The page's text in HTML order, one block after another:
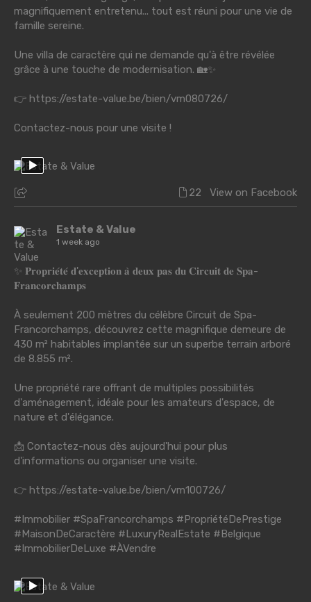
magnifiquement entretenu... tout est réuni pour une vie de
famille sereine.
Une villa de caractère qui ne demande qu'à être révélée
grâce à une touche de modernisation. 🏡✨
👉 https://estate-value.be/bien/vm080726/
Contactez-nous pour une visite !
22 View on Facebook
Estate & Value
1 week ago
✨ 𝐏𝐫𝐨𝐩𝐫𝐢𝐞́𝐭𝐞́ 𝐝'𝐞𝐱𝐜𝐞𝐩𝐭𝐢𝐨𝐧 𝐚̀ 𝐝𝐞𝐮𝐱 𝐩𝐚𝐬 𝐝𝐮 𝐂𝐢𝐫𝐜𝐮𝐢𝐭 𝐝𝐞 𝐒𝐩𝐚-
𝐅𝐫𝐚𝐧𝐜𝐨𝐫𝐜𝐡𝐚𝐦𝐩𝐬
À seulement 200 mètres du célèbre Circuit de Spa-
Francorchamps, découvrez cette magnifique demeure de
430 m² habitables implantée sur un superbe terrain arboré
de 8.855 m².
Une propriété rare offrant de multiples possibilités
d'aménagement, idéale pour les amateurs d'espace, de
nature et d'élégance.
📩 Contactez-nous dès aujourd'hui pour plus
d'informations ou organiser une visite.
👉 https://estate-value.be/bien/vm100726/
#Immobilier #SpaFrancorchamps #PropriétéDePrestige
#MaisonDeCaractère #LuxuryRealEstate #Belgique
#ImmobilierDeLuxe #ÀVendre